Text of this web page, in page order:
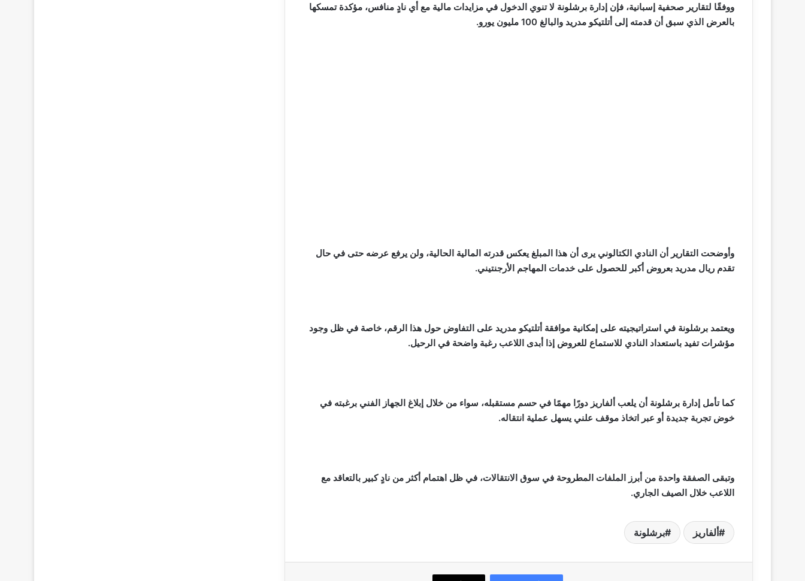
ووفقًا لتقارير صحفية إسبانية، فإن إدارة برشلونة لا تنوي الدخول في مزايدات مالية مع أي نادٍ منافس، مؤكدة تمسكها
بالعرض الذي سبق أن قدمته إلى أتلتيكو مدريد والبالغ 100 مليون يورو.
وأوضحت التقارير أن النادي الكتالوني يرى أن هذا المبلغ يعكس قدرته المالية الحالية، ولن يرفع عرضه حتى في حال
تقدم ريال مدريد بعروض أكبر للحصول على خدمات المهاجم الأرجنتيني.
ويعتمد برشلونة في استراتيجيته على إمكانية موافقة أتلتيكو مدريد على التفاوض حول هذا الرقم، خاصة في ظل وجود
مؤشرات تفيد باستعداد النادي للاستماع للعروض إذا أبدى اللاعب رغبة واضحة في الرحيل.
كما تأمل إدارة برشلونة أن يلعب ألفاريز دورًا مهمًا في حسم مستقبله، سواء من خلال إبلاغ الجهاز الفني برغبته في
خوض تجربة جديدة أو عبر اتخاذ موقف علني يسهل عملية انتقاله.
وتبقى الصفقة واحدة من أبرز الملفات المطروحة في سوق الانتقالات، في ظل اهتمام أكثر من نادٍ كبير بالتعاقد مع
اللاعب خلال الصيف الجاري.
ألفاريز برشلونة